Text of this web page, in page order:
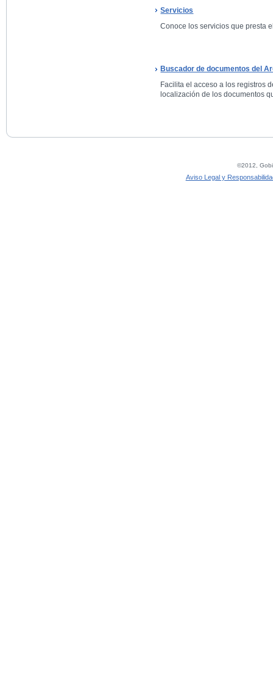
Servicios
Conoce los servicios que presta
Buscador de documentos del
Facilita el acceso a los registros
localización de los documentos
©2012,
Aviso Legal y